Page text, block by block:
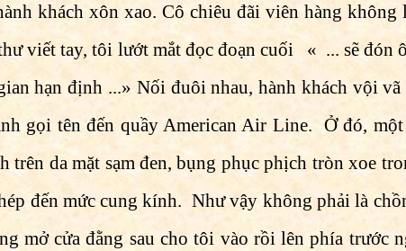
khách xôn xao. Cô chiêu đãi viên hàng
viết tay, tôi lướt mắt đọc đoạn cuối « ... sẽ
hạn định ...» Nối đuôi nhau, hành khách vội
gọi tên đến quầy American Air Line. Ở đó,
trên da mặt sạm đen, bụng phục phịch tròn xoe
đến mức cung kính. Như vậy không phải là
mở cửa đằng sau cho tôi vào rồi lên phía trước